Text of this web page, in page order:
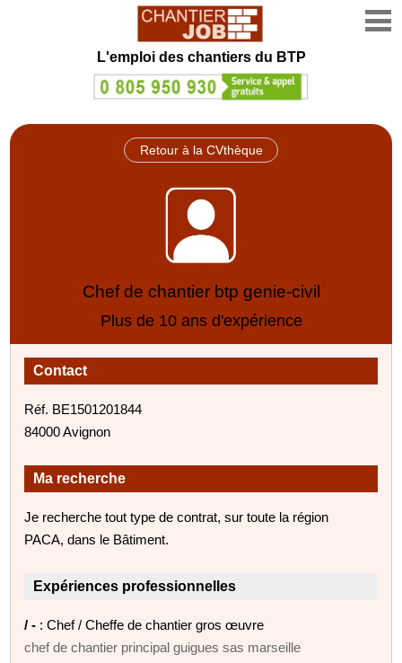
L'emploi des chantiers du BTP
Retour à la CVthèque
Chef de chantier btp genie-civil
Plus de 10 ans d'expérience
Contact
Réf. BE1501201844
84000 Avignon
Ma recherche
Je recherche tout type de contrat, sur toute la région
PACA, dans le Bâtiment.
Expériences professionnelles
/ - : Chef / Cheffe de chantier gros œuvre
chef de chantier principal guigues sas marseille